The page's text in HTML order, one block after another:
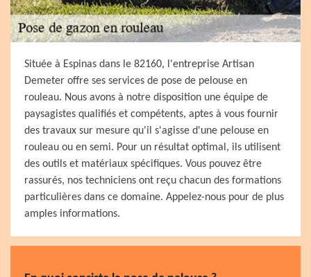
Située à Espinas dans le 82160, l'entreprise Artisan
Demeter offre ses services de pose de pelouse en
rouleau. Nous avons à notre disposition une équipe de
paysagistes qualifiés et compétents, aptes à vous fournir
des travaux sur mesure qu'il s'agisse d'une pelouse en
rouleau ou en semi. Pour un résultat optimal, ils utilisent
des outils et matériaux spécifiques. Vous pouvez être
rassurés, nos techniciens ont reçu chacun des formations
particulières dans ce domaine. Appelez-nous pour de plus
amples informations.